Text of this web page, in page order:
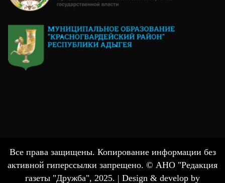
Все права защищены. Копирование информации без
активной гиперссылки запрещено. © АНО "Редакция
газеты "Дружба", 2025. | Design & develop by